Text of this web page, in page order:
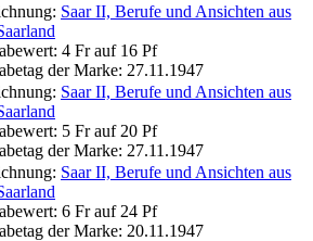
Saar II, Berufe und Ansichten aus
4 Fr auf 16 Pf
der Marke: 27.11.1947
Saar II, Berufe und Ansichten aus
5 Fr auf 20 Pf
der Marke: 27.11.1947
Saar II, Berufe und Ansichten aus
6 Fr auf 24 Pf
der Marke: 20.11.1947